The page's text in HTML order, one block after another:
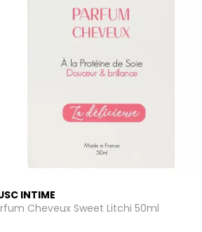
INTIME
Cheveux Sweet Litchi 50ml